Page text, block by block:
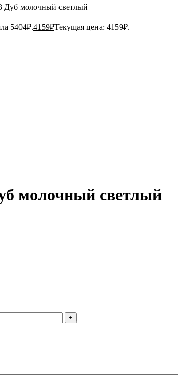
Дуб молочный светлый
5404₽.4159₽Текущая цена: 4159₽.
молочный светлый